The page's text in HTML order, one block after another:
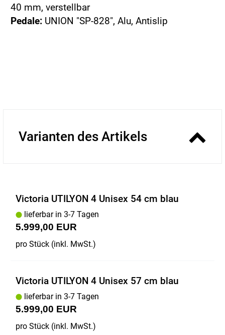
40 mm, verstellbar
Pedale: UNION "SP-828", Alu, Antislip
Varianten des Artikels
Victoria UTILYON 4 Unisex 54 cm blau
lieferbar in 3-7 Tagen
5.999,00 EUR
pro Stück (inkl. MwSt.)
Victoria UTILYON 4 Unisex 57 cm blau
lieferbar in 3-7 Tagen
5.999,00 EUR
pro Stück (inkl. MwSt.)